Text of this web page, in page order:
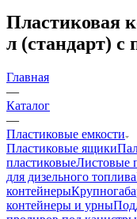
Пластиковая
л (стандарт)
Главная
—
Каталог
—
Пластиковые емкости
Пластиковые ящики
пластиковыеЛистовые
для дизельного топлива
контейнеры
контейнеры и урны